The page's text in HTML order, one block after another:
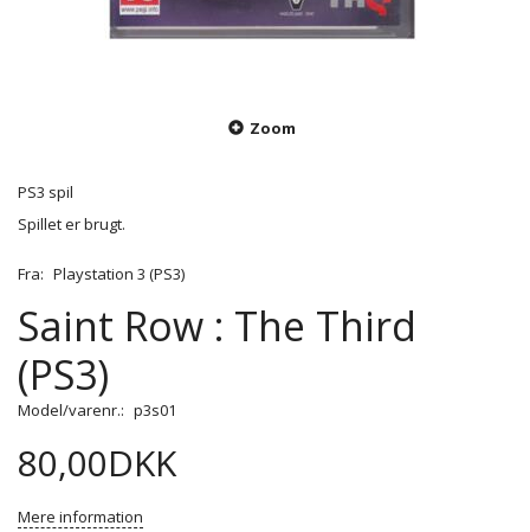
Zoom
PS3 spil
Spillet er brugt.
Fra: Playstation 3 (PS3)
Saint Row : The Third
(PS3)
Model/varenr.: p3s01
80,00DKK
Mere information